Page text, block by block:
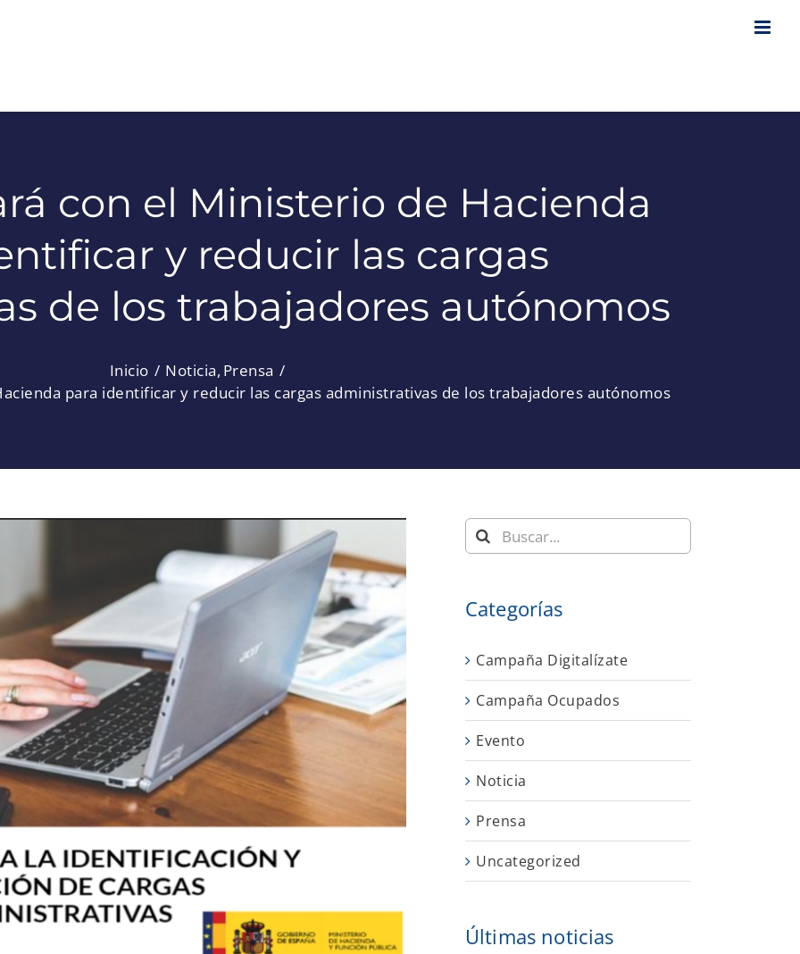
con el Ministerio de Hacienda
y reducir las cargas
de los trabajadores autónomos
Inicio Noticia Prensa
para identificar y reducir las cargas administrativas de los trabajadores autónomos
Buscar:
Categorías
Campaña Digitalízate
Campaña Ocupados
Evento
Noticia
Prensa
Uncategorized
Últimas noticias